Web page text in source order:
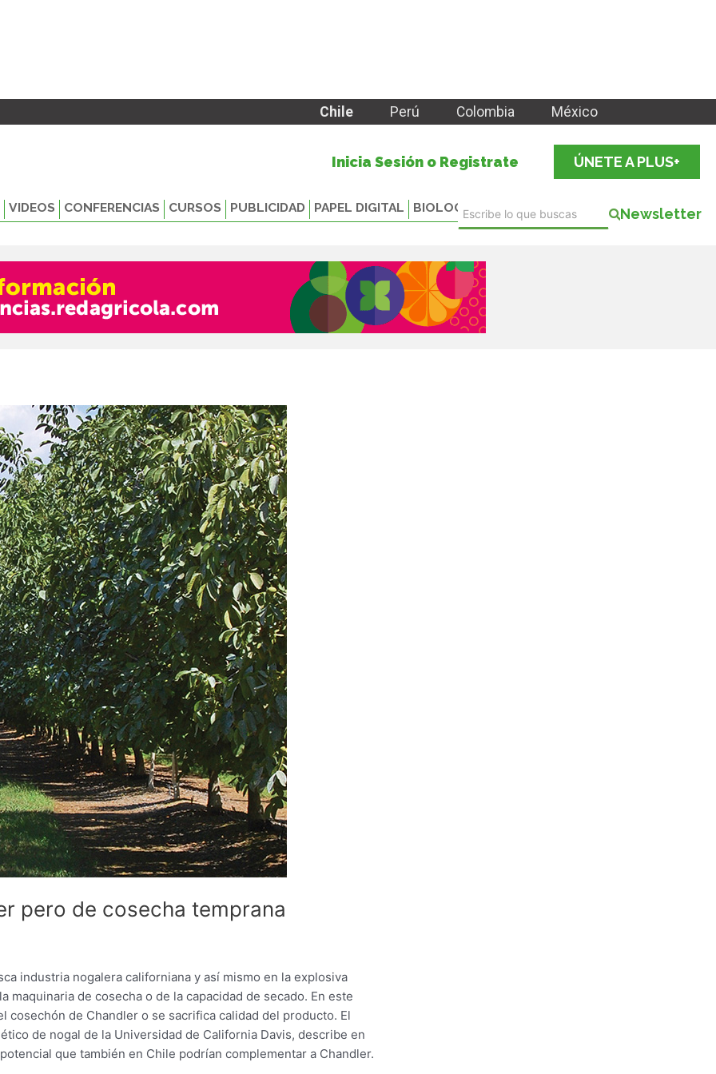
Chile Perú Colombia México
Inicia Sesión o Registrate ÚNETE A PLUS+
VIDEOS CONFERENCIAS CURSOS PUBLICIDAD PAPEL DIGITAL BIOLOGICALS Newsletter
pero de cosecha temprana
industria nogalera californiana y así mismo en la explosiva
de cosecha o de la capacidad de secado. En este
de Chandler o se sacrifica calidad del producto. El
de nogal de la Universidad de California Davis, describe en
que también en Chile podrían complementar a Chandler.